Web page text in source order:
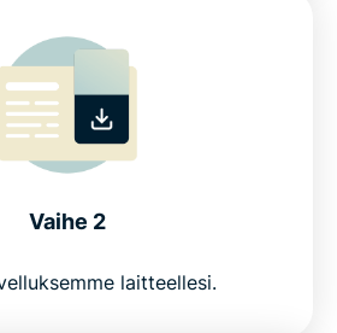
IP-osoite tyytyväisyystakuulla
Vaihe 2
laitteellesi.